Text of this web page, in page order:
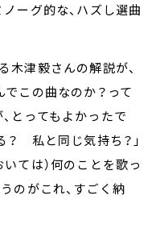
ーグ的な、ハズし選曲
木津毅さんの解説が、
でこの曲なのか？って
とってもよかったで
？ 私と同じ気持ち？」
ては）何のことを歌っ
のがこれ、すごく納